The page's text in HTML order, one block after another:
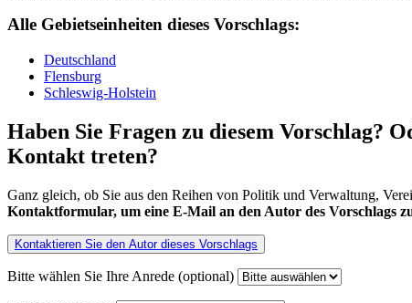
Alle Gebietseinheiten dieses Vorschlags:
Deutschland
Flensburg
Schleswig-Holstein
Haben Sie Fragen zu diesem Vorschlag?
Kontakt treten?
Ganz gleich, ob Sie aus den Reihen von Politik und Verwaltung,
Kontaktformular, um eine E-Mail an den Autor des Vorschlags
Kontaktieren Sie den Autor dieses Vorschlags
Bitte wählen Sie Ihre Anrede (optional)